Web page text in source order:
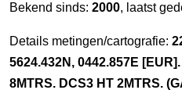
Bekend sinds: 2000, laatst
Details metingen/cartografie:
5624.432N, 0442.857E
8MTRS. DCS3 HT 2MTRS.